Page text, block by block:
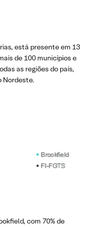
está presente em 13
de 100 municípios e
as regiões do país,
Nordeste.
com 70% de